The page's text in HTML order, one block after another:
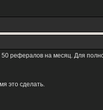
50 рефералов на месяц. Для
это сделать.